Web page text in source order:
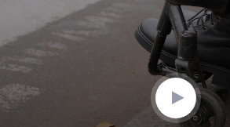
3
minutes,
7